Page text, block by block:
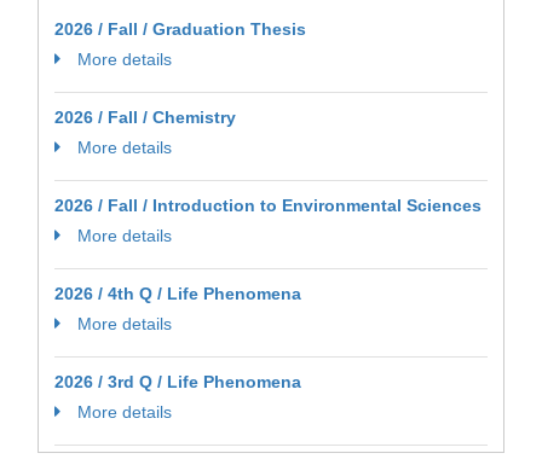
2026 / Fall / Graduation Thesis
More details
2026 / Fall / Chemistry
More details
2026 / Fall / Introduction to Environmental Sciences
More details
2026 / 4th Q / Life Phenomena
More details
2026 / 3rd Q / Life Phenomena
More details